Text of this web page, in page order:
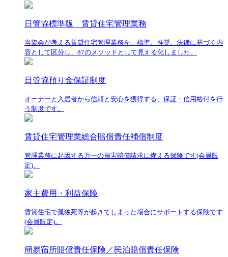
日管協標準版 賃貸住宅管理業務
当協会が考える賃貸住宅管理業務を、標準、推奨、法律に基づく内
容として区分し、87のメソッドとして見える化しました。
日管協預り金保証制度
オーナーと入居者から信頼と安心を獲得する、保証・信用格付を行
う制度です。
賃貸住宅管理業総合賠償責任補償制度
管理業務に起因する万一の損害賠償請求に備える保険です(会員限
定)。
家主費用・利益保険
賃貸住宅で孤独死等が起きてしまった場合にサポートする保険です
(会員限定)。
簡易宿所賠償責任保険／民泊賠償責任保険